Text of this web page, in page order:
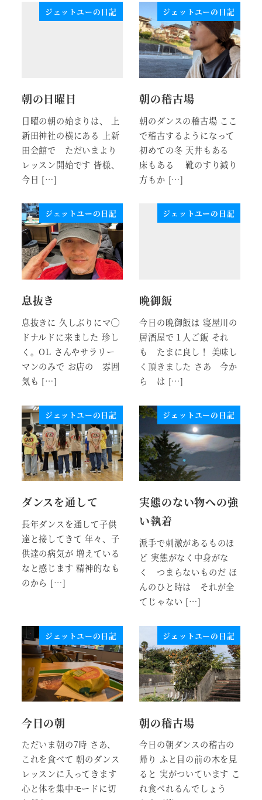
ジェットユーの日記
朝の日曜日
日曜の朝の始まりは、 上
新田神社の横にある 上新
田会館で ただいまより
レッスン開始です 皆様、
今日 […]
ジェットユーの日記
朝の稽古場
朝のダンスの稽古場 ここ
で稽古するようになって
初めての冬 天井もある
床もある 靴のすり減り
方もか […]
ジェットユーの日記
息抜き
息抜きに 久しぶりにマ◯
ドナルドに来ました 珍し
く。OL さんやサラリー
マンのみで お店の 雰囲
気も […]
ジェットユーの日記
晩御飯
今日の晩御飯は 寝屋川の
居酒屋で１人ご飯 それ
も たまに良し！ 美味し
く頂きました さあ 今か
ら は […]
ジェットユーの日記
ダンスを通して
長年ダンスを通して子供
達と接してきて 年々、子
供達の病気が 増えている
なと感じます 精神的なも
のから […]
ジェットユーの日記
実態のない物への強
い執着
派手で刺激があるものほ
ど 実態がなく中身がな
く つまらないものだ ほ
んのひと時は それが全
てじゃない […]
ジェットユーの日記
今日の朝
ただいま朝の7時 さあ、
これを食べて 朝のダンス
レッスンに入ってきます
心と体を集中モードに切
ジェットユーの日記
朝の稽古場
今日の朝ダンスの稽古の
帰り ふと目の前の木を見
ると 実がついています こ
れ食べれるんでしょう